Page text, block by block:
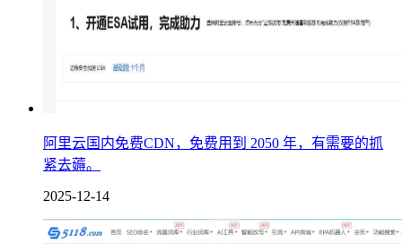
阿里云国内免费CDN，免费用到 2050 年，有需要的抓
紧去薅。
2025-12-14